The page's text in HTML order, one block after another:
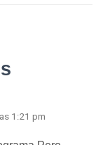
1:21 pm